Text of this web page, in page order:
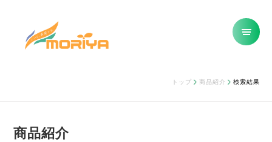
トップ 商品紹介 検索結果
商品紹介